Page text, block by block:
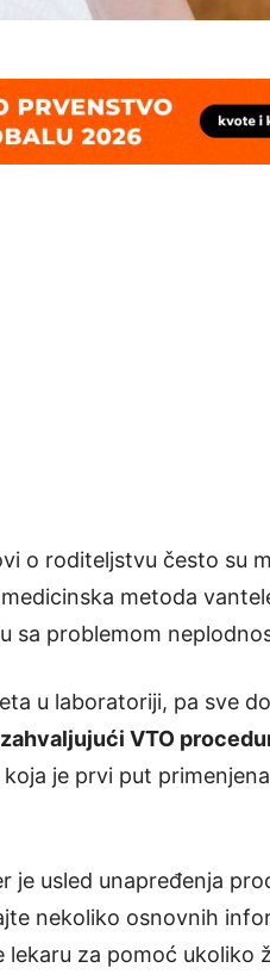
o roditeljstvu često su
metoda
sa problemom
u laboratoriji, pa sve
VTO
je prvi put
je usled unapređenja
nekoliko osnovnih
za pomoć ukoliko